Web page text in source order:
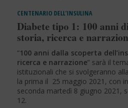
CENTENARIO DELL'INSULINA
Diabete tipo 1: 100 anni
storia, ricerca e
“100 anni dalla scoperta
ricerca e narrazione” sarà il
istituzionali che si svolgeranno alla
la prima il 25 maggio 2021, con
seconda martedì 8 giugno 2021,
12.